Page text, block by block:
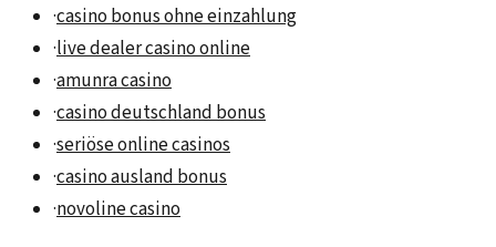
·casino bonus ohne einzahlung
·live dealer casino online
·amunra casino
·casino deutschland bonus
·seriöse online casinos
·casino ausland bonus
·novoline casino